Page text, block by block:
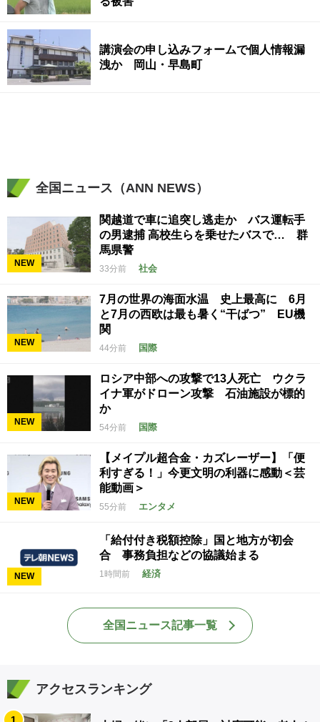
講演会の申し込みフォームで個人情報漏
洩か 岡山・早島町
全国ニュース（ANN NEWS）
NEW
関越道で車に追突し逃走か バス運転手
の男逮捕 高校生らを乗せたバスで… 群
馬県警
33分前 社会
NEW
7月の世界の海面水温 史上最高に 6月
と7月の西欧は最も暑く“干ばつ” EU機
関
44分前 国際
NEW
ロシア中部への攻撃で13人死亡 ウクラ
イナ軍がドローン攻撃 石油施設が標的
か
54分前 国際
NEW
【メイプル超合金・カズレーザー】「便
利すぎる！」今更文明の利器に感動＜芸
能動画＞
55分前 エンタメ
NEW
「給付付き税額控除」国と地方が初会
合 事務負担などの協議始まる
1時間前 経済
全国ニュース記事一覧
アクセスランキング
1